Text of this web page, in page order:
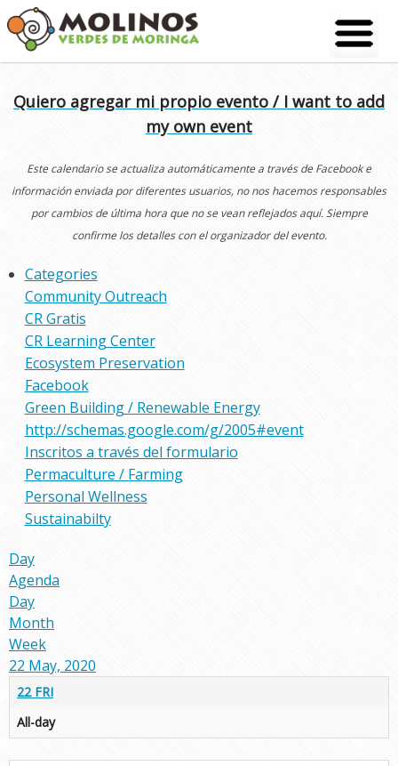
Skip
to
content
Quiero agregar mi propio evento / I want to add
my own event
Este calendario se actualiza automáticamente a través de Facebook e
información enviada por diferentes usuarios, no nos hacemos responsables
por cambios de última hora que no se vean reflejados aquí. Siempre
confirme los detalles con el organizador del evento.
Categories
Community Outreach
CR Gratis
CR Learning Center
Ecosystem Preservation
Facebook
Green Building / Renewable Energy
http://schemas.google.com/g/2005#event
Inscritos a través del formulario
Permaculture / Farming
Personal Wellness
Sustainabilty
Day
Agenda
Day
Month
Week
22 May, 2020
22 FRI
All-day